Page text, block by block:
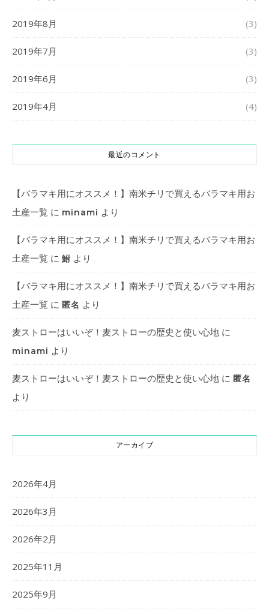
2019年8月 (3)
2019年7月 (3)
2019年6月 (3)
2019年4月 (4)
最近のコメント
【バラマキ用にオススメ！】南米チリで買えるバラマキ用お
土産一覧 に minami より
【バラマキ用にオススメ！】南米チリで買えるバラマキ用お
土産一覧 に 鮒 より
【バラマキ用にオススメ！】南米チリで買えるバラマキ用お
土産一覧 に 匿名 より
麦ストローはいいぞ！麦ストローの歴史と使い心地 に
minami より
麦ストローはいいぞ！麦ストローの歴史と使い心地 に 匿名
より
アーカイブ
2026年4月
2026年3月
2026年2月
2025年11月
2025年9月